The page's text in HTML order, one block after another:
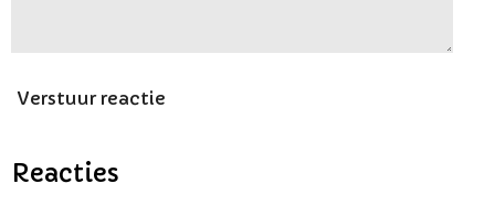
Verstuur reactie
Reacties